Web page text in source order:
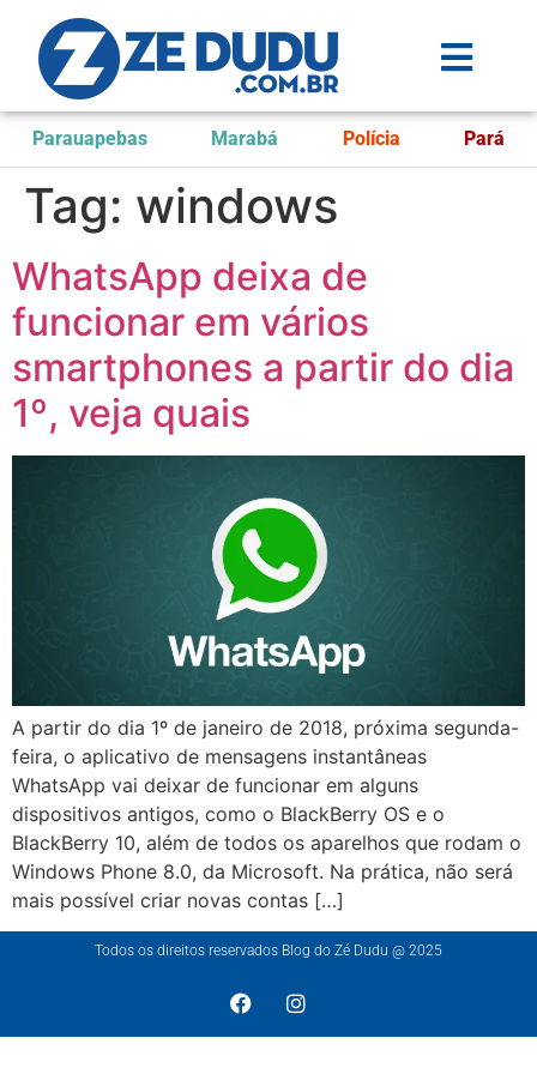
Parauapebas Marabá Polícia Pará
Tag: windows
WhatsApp deixa de
funcionar em vários
smartphones a partir do dia
1º, veja quais
A partir do dia 1º de janeiro de 2018, próxima segunda-
feira, o aplicativo de mensagens instantâneas
WhatsApp vai deixar de funcionar em alguns
dispositivos antigos, como o BlackBerry OS e o
BlackBerry 10, além de todos os aparelhos que rodam o
Windows Phone 8.0, da Microsoft. Na prática, não será
mais possível criar novas contas […]
Todos os direitos reservados Blog do Zé Dudu @ 2025